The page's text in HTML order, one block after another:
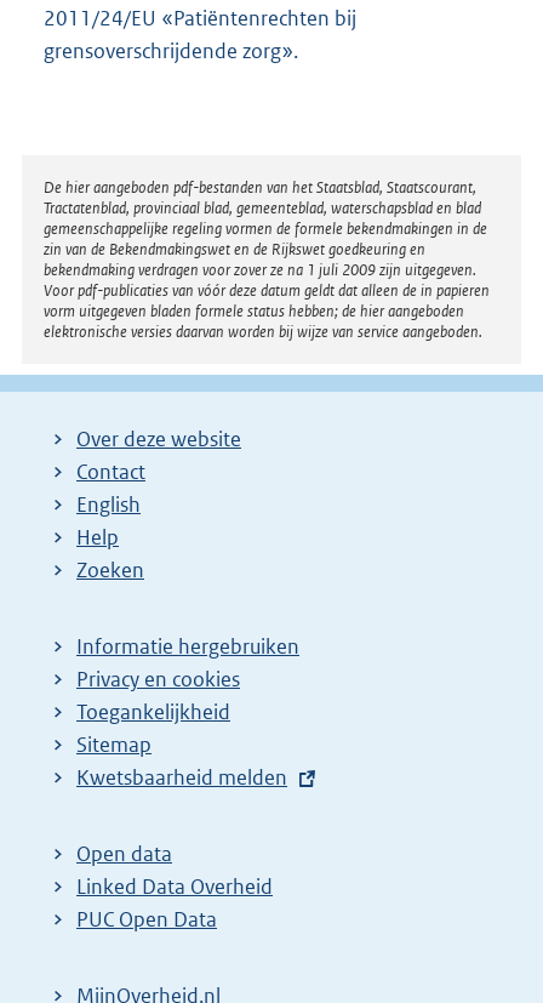
2011/24/EU «Patiëntenrechten bij
grensoverschrijdende zorg».
Disclaimer
De hier aangeboden pdf-bestanden van het Staatsblad, Staatscourant,
Tractatenblad, provinciaal blad, gemeenteblad, waterschapsblad en blad
gemeenschappelijke regeling vormen de formele bekendmakingen in de
zin van de Bekendmakingswet en de Rijkswet goedkeuring en
bekendmaking verdragen voor zover ze na 1 juli 2009 zijn uitgegeven.
Voor pdf-publicaties van vóór deze datum geldt dat alleen de in papieren
vorm uitgegeven bladen formele status hebben; de hier aangeboden
elektronische versies daarvan worden bij wijze van service aangeboden.
Over deze website
Contact
English
Help
Zoeken
Informatie hergebruiken
Privacy en cookies
Toegankelijkheid
Sitemap
E
t
e
r
Kwetsbaarheid melden
Open data
Linked Data Overheid
PUC Open Data
MijnOverheid.nl